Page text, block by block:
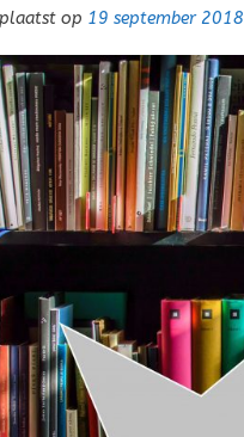
op 19 september 2018